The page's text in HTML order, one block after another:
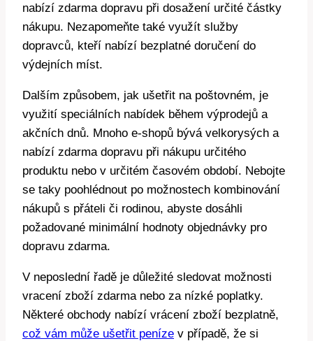
nabízí zdarma dopravu při dosažení určité částky
nákupu. Nezapomeňte také využít služby
dopravců, kteří nabízí bezplatné doručení do
výdejních míst.
Dalším způsobem, jak ušetřit na poštovném, je
využití speciálních nabídek během výprodejů a
akčních dnů. Mnoho e-shopů bývá velkorysých a
nabízí zdarma dopravu při nákupu určitého
produktu nebo v určitém časovém období. Nebojte
se taky poohlédnout po možnostech kombinování
nákupů s přáteli či rodinou, abyste dosáhli
požadované minimální hodnoty objednávky pro
dopravu zdarma.
V neposlední řadě je důležité sledovat možnosti
vracení zboží zdarma nebo za nízké poplatky.
Některé obchody nabízí vrácení zboží bezplatně,
což vám může ušetřit peníze v případě, že si